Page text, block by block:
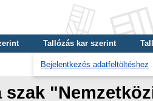
Tallózás kar szerint
Bejelentkezés adatfeltöltéshez
szak